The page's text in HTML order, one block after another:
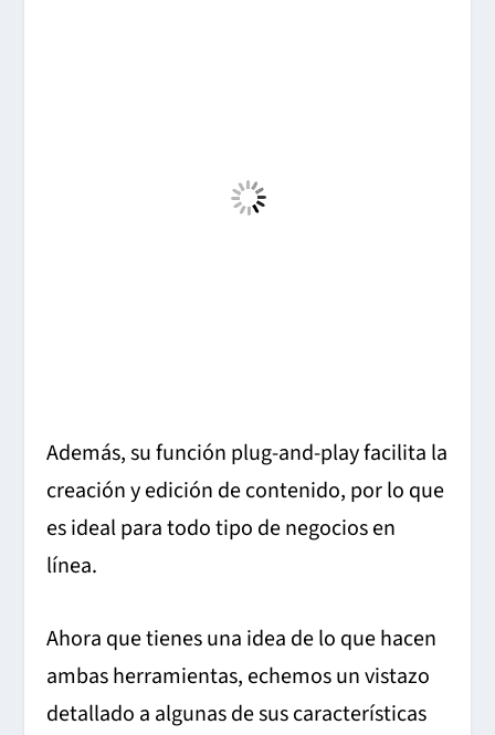
Además, su función plug-and-play facilita la
creación y edición de contenido, por lo que
es ideal para todo tipo de negocios en
línea.
Ahora que tienes una idea de lo que hacen
ambas herramientas, echemos un vistazo
detallado a algunas de sus características